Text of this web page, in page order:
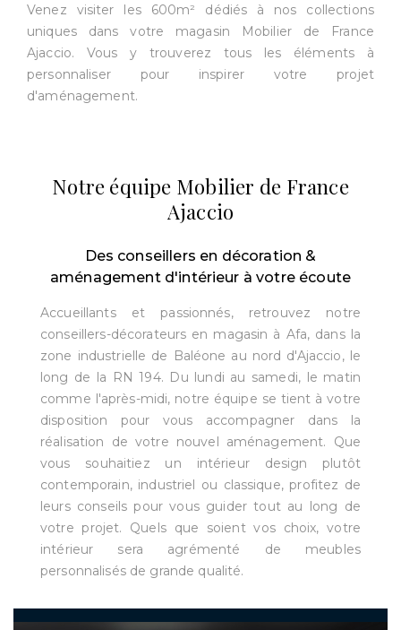
Venez visiter les 600m² dédiés à nos collections
uniques dans votre magasin Mobilier de France
Ajaccio. Vous y trouverez tous les éléments à
personnaliser pour inspirer votre projet
d'aménagement.
Notre équipe Mobilier de France
Ajaccio
Des conseillers en décoration &
aménagement d'intérieur à votre écoute
Accueillants et passionnés, retrouvez notre
conseillers-décorateurs en magasin à Afa, dans la
zone industrielle de Baléone au nord d'Ajaccio, le
long de la RN 194. Du lundi au samedi, le matin
comme l'après-midi, notre équipe se tient à votre
disposition pour vous accompagner dans la
réalisation de votre nouvel aménagement. Que
vous souhaitiez un intérieur design plutôt
contemporain, industriel ou classique, profitez de
leurs conseils pour vous guider tout au long de
votre projet. Quels que soient vos choix, votre
intérieur sera agrémenté de meubles
personnalisés de grande qualité.